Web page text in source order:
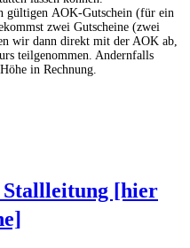
gültigen AOK-Gutschein (für ein
zwei Gutscheine (zwei
wir dann direkt mit der AOK ab,
teilgenommen. Andernfalls
in Rechnung.
[hier